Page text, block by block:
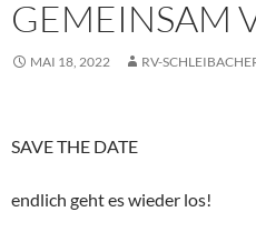
GEMEINSAM
MAI 18, 2022 RV-
SAVE THE DATE
endlich geht es wieder los!